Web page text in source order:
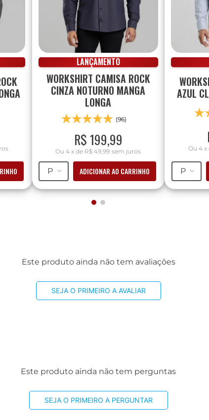
LANÇAMENTO
WORKSHIRT CAMISA ROCK
CINZA NOTURNO MANGA
LONGA
(96)
R$199,99
Ou4 x de R$ 49,99 sem juros
P ADICIONAR AO CARRINHO
AZUL
Ou4 x
P
Este produto ainda não tem avaliações
SEJA O PRIMEIRO A AVALIAR
Este produto ainda não tem perguntas
SEJA O PRIMEIRO A PERGUNTAR